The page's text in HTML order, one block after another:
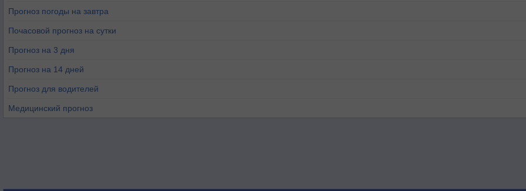
Прогноз погоды на завтра
Почасовой прогноз на сутки
Прогноз на 3 дня
Прогноз на 14 дней
Прогноз для водителей
Медицинский прогноз